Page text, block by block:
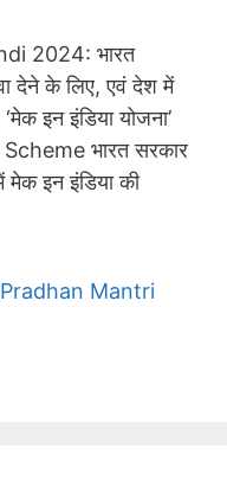
2024: भारत
देने के लिए, एवं देश में
इन इंडिया योजना’
भारत सरकार
इन इंडिया की
Mantri